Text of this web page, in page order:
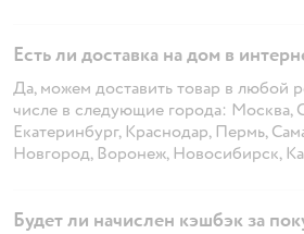
Есть ли доставка на дом в
Да, можем доставить товар в любой
числе в следующие города: Москва,
Екатеринбург, Краснодар, Пермь,
Новгород, Воронеж, Новосибирск,
Будет ли начислен кэшбэк за